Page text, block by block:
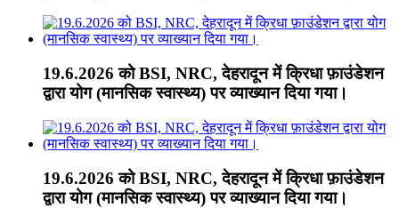
19.6.2026 को BSI, NRC, देहरादून में क्रिधा फ़ाउंडेशन
द्वारा योग (मानसिक स्वास्थ्य) पर व्याख्यान दिया गया।
19.6.2026 को BSI, NRC, देहरादून में क्रिधा फ़ाउंडेशन
द्वारा योग (मानसिक स्वास्थ्य) पर व्याख्यान दिया गया।